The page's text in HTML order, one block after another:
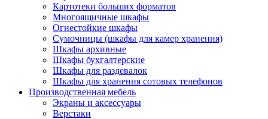
Картотеки больших форматов
Многоящичные шкафы
Огнестойкие шкафы
Сумочницы (шкафы для камер хранения)
Шкафы архивные
Шкафы бухгалтерские
Шкафы для раздевалок
Шкафы для хранения сотовых телефонов
Производственная мебель
Экраны и аксессуары
Верстаки